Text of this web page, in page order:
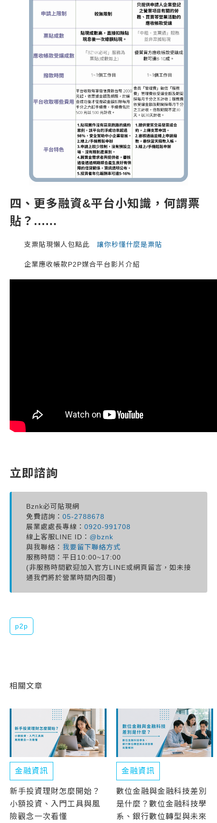
四、更多融資&平台小知識，何謂票
貼？......
支票貼現懶人包點此 讓你秒懂什麼是票貼
企業應收帳款P2P媒合平台影片介紹
立即諮詢
Bznk必可貼現網
免費諮詢： 05-2788678
展業處處長專線： 0920-991708
線上客服LINE ID： @bznk
與我聯絡： 我要留下聯絡方式
服務時間：平日10:00~17:00
(非服務時間歡迎加入官方LINE或網頁留言，如未接
通我們將於營業時間內回覆)
p2p
相關文章
金融資訊
新手投資理財怎麼開始？
小額投資、入門工具與風
險觀念一次看懂
金融資訊
數位金融與金融科技差別
是什麼？數位金融科技學
系、銀行數位轉型與未來